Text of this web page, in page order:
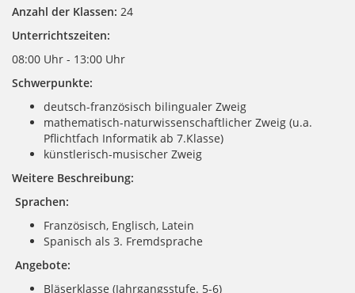
Anzahl der Klassen: 24
Unterrichtszeiten:
08:00 Uhr - 13:00 Uhr
Schwerpunkte:
deutsch-französisch bilingualer Zweig
mathematisch-naturwissenschaftlicher Zweig (u.a.
Pflichtfach Informatik ab 7.Klasse)
künstlerisch-musischer Zweig
Weitere Beschreibung:
Sprachen:
Französisch, Englisch, Latein
Spanisch als 3. Fremdsprache
Angebote:
Bläserklasse (Jahrgangsstufe. 5-6)